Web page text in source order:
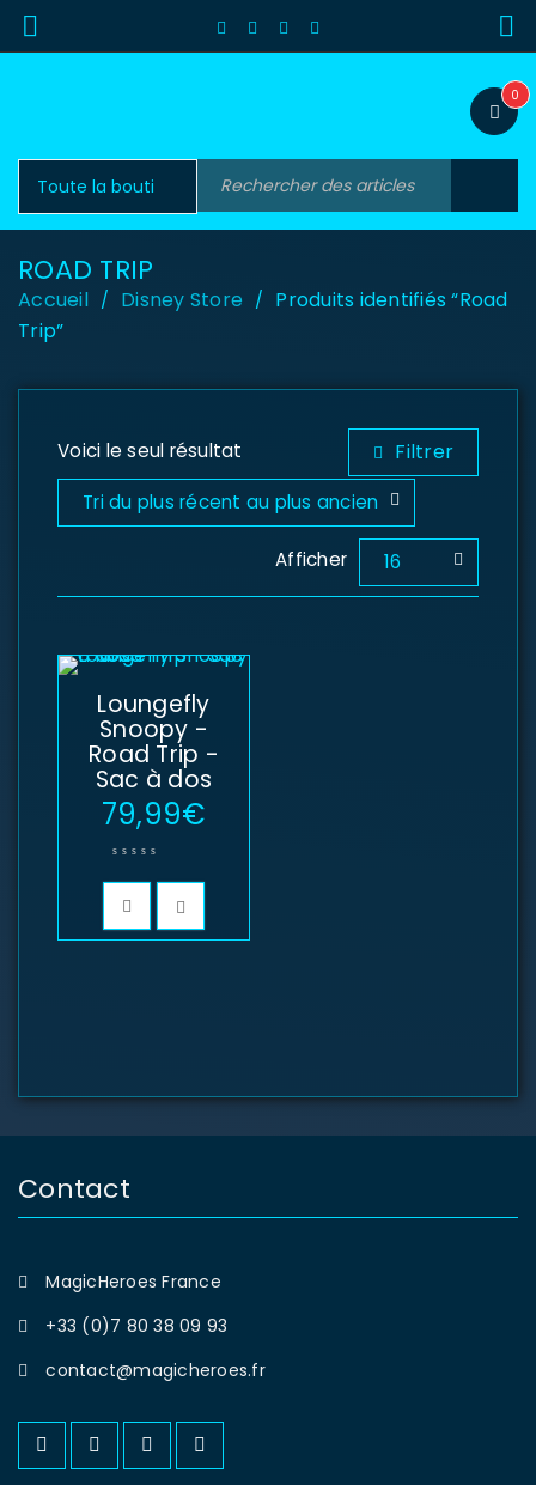
0
ROAD TRIP
Accueil / Disney Store / Produits identifiés “Road
Trip”
Voici le seul résultat Filtrer
Tri du plus récent au plus ancien
Afficher 16
Loungefly
Snoopy -
Road Trip -
Sac à dos
79,99€
Contact
MagicHeroes France
+33 (0)7 80 38 09 93
contact@magicheroes.fr